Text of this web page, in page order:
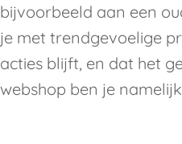
bijvoorbeeld aan een
je met trendgevoelige
acties blijft, en dat het
webshop ben je